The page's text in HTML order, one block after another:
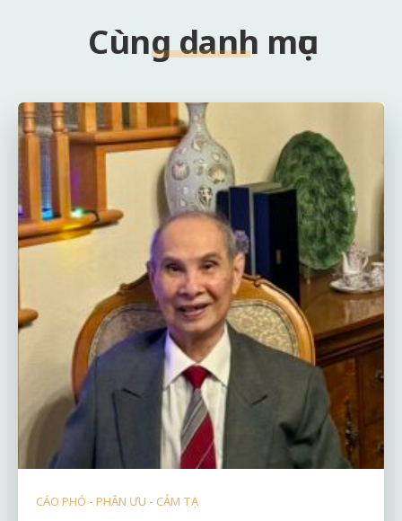
Cùng danh mục
CÁO PHÓ - PHÂN ƯU - CẢM TẠ